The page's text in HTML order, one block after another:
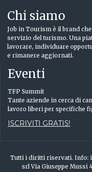
Chi siamo
Job in Tourism è il brand
servizio del turismo. Una
lavorare, individuare
e rimanere aggiornati.
Eventi
TFP Summit
Tante aziende in cerca di
lavoro liberi per specifiche
ISCRIVITI GRATIS!
Tutti i diritti riservati. Info:
srl Via Giuseppe Mussi